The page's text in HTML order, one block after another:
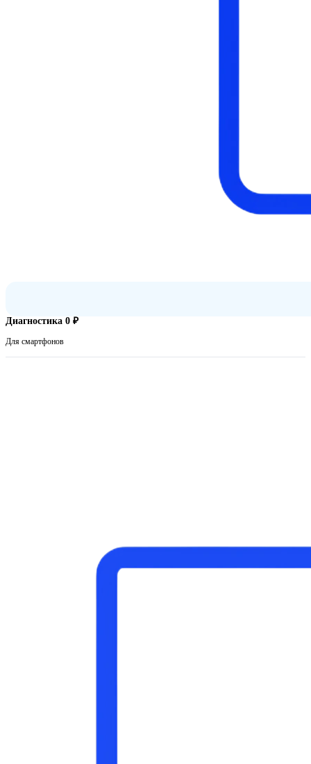
Диагностика 0 ₽
Для смартфонов